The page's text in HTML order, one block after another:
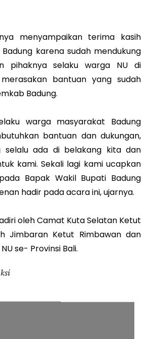
menyampaikan terima kasih
karena sudah mendukung
pihaknya selaku warga NU di
bantuan yang sudah
Badung.
warga masyarakat Badung
bantuan dan dukungan,
selalu ada di belakang kita dan
kami. Sekali lagi kami ucapkan
Bapak Wakil Bupati Badung
hadir pada acara ini, ujarnya.
oleh Camat Kuta Selatan Ketut
Jimbaran Ketut Rimbawan dan
se- Provinsi Bali.